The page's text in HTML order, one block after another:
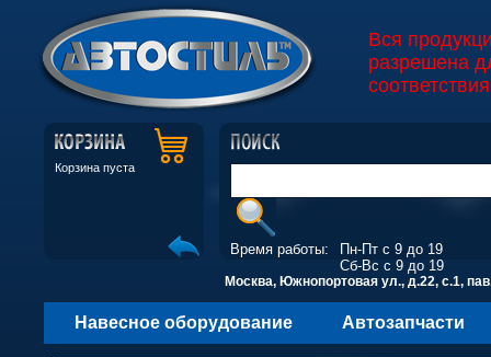
Вся
разрешена
Корзина пуста
Время работы:
Пн-Пт с 9 до 19
Сб-Вс с 9 до 19
Москва, Южнопортовая ул., д.22, с.1,
Навесное оборудование Автозапчасти